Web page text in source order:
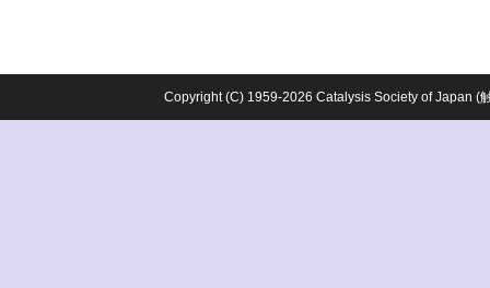
Copyright (C) 1959-2026 Catalysis Society of Japan (